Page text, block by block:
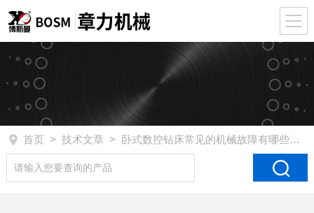
首页 > 技术文章 > 卧式数控钻床常见的机械故障有哪些呢？